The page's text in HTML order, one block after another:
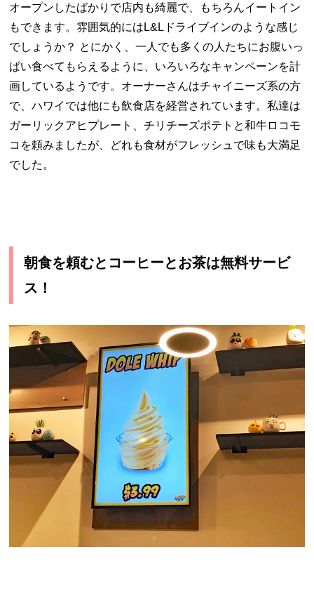
オープンしたばかりで店内も綺麗で、もちろんイートイン
もできます。雰囲気的には L&L ドライブインのような感じ
でしょうか？ とにかく、一人でも多くの人たちにお腹いっ
ぱい食べてもらえるように、いろいろなキャンペーンを計
画しているようです。オーナーさんはチャイニーズ系の方
で、ハワイでは他にも飲食店を経営されています。私達は
ガーリックアヒプレート、チリチーズポテトと和牛ロコモ
コを頼みましたが、どれも食材がフレッシュで味も大満足
でした。
朝食を頼むとコーヒーとお茶は無料サービ
ス！